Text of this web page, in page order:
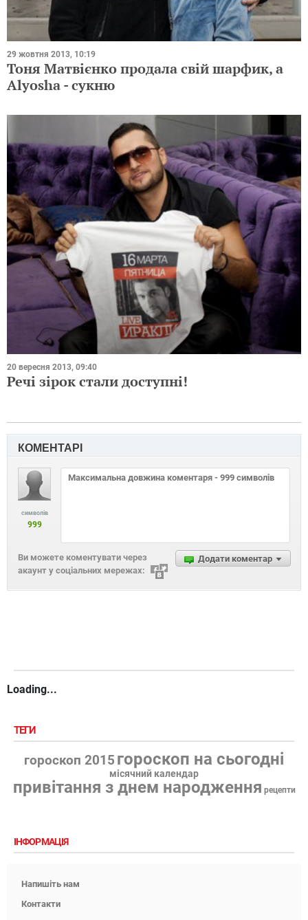
29 жовтня 2013, 10:19
Тоня Матвієнко продала свій шарфик, а
Alyosha - сукню
20 вересня 2013, 09:40
Речі зірок стали доступні!
КОМЕНТАРІ
символів
999
Додати коментар
Ви можете коментувати через
акаунт у соціальних мережах:
Loading...
ТЕГИ
гороскоп 2015 гороскоп на сьогодні
місячний календар
привітання з днем народження рецепти
ІНФОРМАЦІЯ
Напишіть нам
Контакти